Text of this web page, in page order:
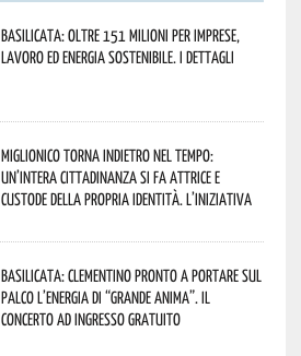
Basilicata: oltre 151 milioni per imprese,
lavoro ed energia sostenibile. I dettagli
Miglionico torna indietro nel tempo:
un’intera cittadinanza si fa attrice e
custode della propria identità. L’iniziativa
Basilicata: Clementino pronto a portare sul
palco l’energia di “Grande Anima”. Il
concerto ad ingresso gratuito